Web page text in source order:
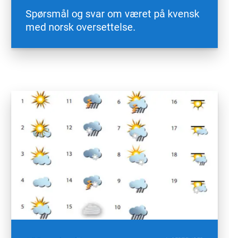
Spørsmål og svar om været på kvensk
med norsk oversettelse.